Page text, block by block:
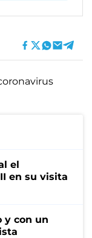
el
en su visita
y con un